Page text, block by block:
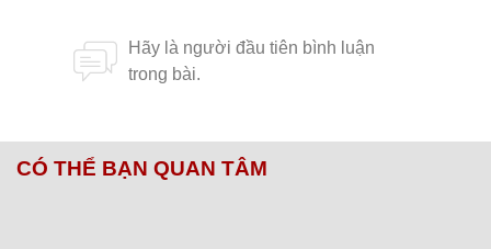
CÓ THỂ BẠN QUAN TÂM